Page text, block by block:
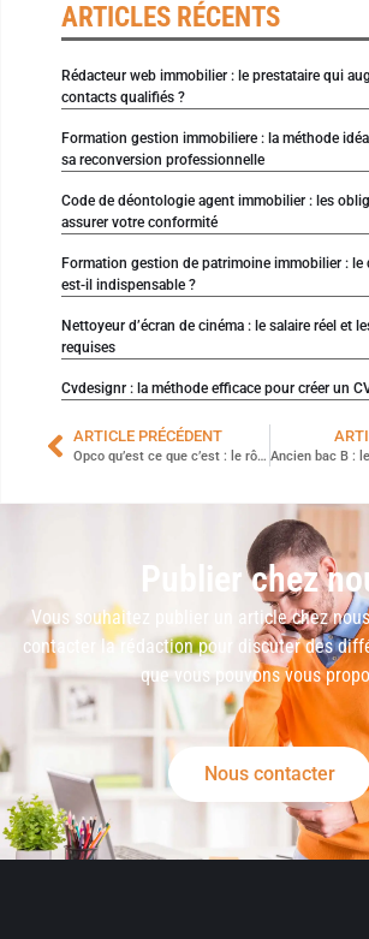
ARTICLES RÉCENTS
Rédacteur web immobilier : le prestataire qui
contacts qualifiés ?
Formation gestion immobiliere : la méthode
sa reconversion professionnelle
Code de déontologie agent immobilier : les
assurer votre conformité
Formation gestion de patrimoine immobilier : le
est-il indispensable ?
Nettoyeur d’écran de cinéma : le salaire réel et
requises
Cvdesignr : la méthode efficace pour créer un
ARTICLE PRÉCÉDENT
Opco qu’est ce que c’est : le rôle pour financer vos formations ?
Publier chez
Vous souhaitez publier un article chez nous
contacter la rédaction pour discuter des
que vous pouvons vous
Nous contacter